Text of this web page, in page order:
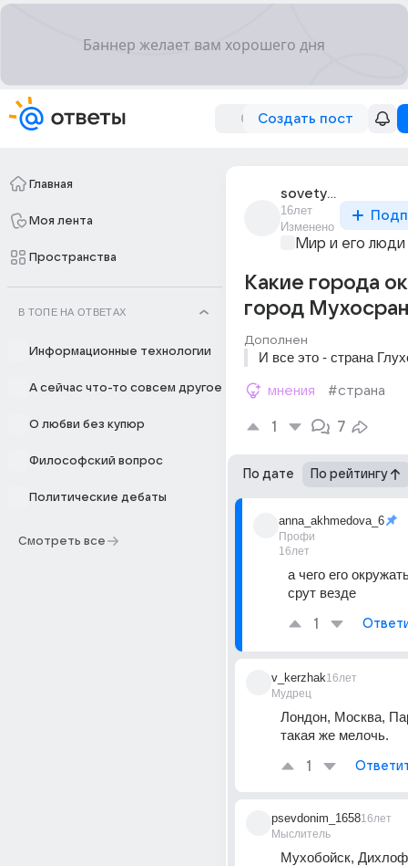
Создать пост
Главная
Моя лента
Пространства
В ТОПЕ НА ОТВЕТАХ
Информационные технологии
А сейчас что-то совсем другое
О любви без купюр
Философский вопрос
Политические дебаты
Смотреть все
sovety_deputatam
16лет
Изменено
Мир и его люди
Какие города
город
Дополнен
И все это - страна
мнения #страна
1 7
По дате По рейтингу
anna_akhmedova_6
Профи
16лет
а чего его
срут везде
1
v_kerzhak
Мудрец
16лет
Лондон, Москва,
такая же мелочь.
1
psevdonim_1658
Мыслитель
16лет
Мухобойск,